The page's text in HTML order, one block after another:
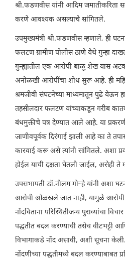
श्री.फडणवीस यांनी आदिम जमातीकरिता
करणे आवश्यक असल्याचे सांगितले.
उपमुख्यमंत्री श्री.फडणवीस म्हणाले, ही
फलटण ग्रामीण पोलीस ठाणे येथे गुन्हा
गुन्ह्यातील एक आरोपी बाळू शेख यास
अनोळखी आरोपींचा शोध सुरू आहे. ही
श्रमजीवी संघटनेच्या माध्यमातून पुढे येऊन
तहसीलदार फलटण यांच्याकडून गरीब
बंधमुक्तीचे पत्र देण्यात आले आहे. या
जाणीवपूर्वक दिरंगाई झाली आहे का ते
कारवाई करू असे त्यांनी सांगितले. अशा
होईल याची दक्षता घेतली जाईल, असेही ते
उपसभापती डॉ.नीलम गोऱ्हे यांनी अशा
आरोपी ओळखले जात नाही, यामुळे
नोंदविताना परिस्थितीजन्य पुराव्यांचा
पद्धतीत बदल करण्याची तसेच वीटभट्टी
विभागाकडे नोंद असावी, अशी सूचना
नोंदणीच्या पद्धतीमध्ये बदल करण्याबाबत